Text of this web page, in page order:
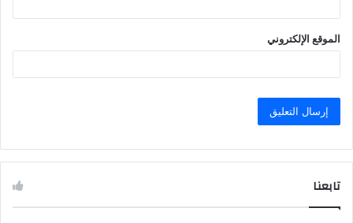
الموقع الإلكتروني
تابعنا